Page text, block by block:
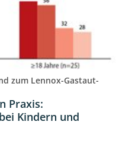
zum Lennox-Gastaut-
Praxis:
Kindern und